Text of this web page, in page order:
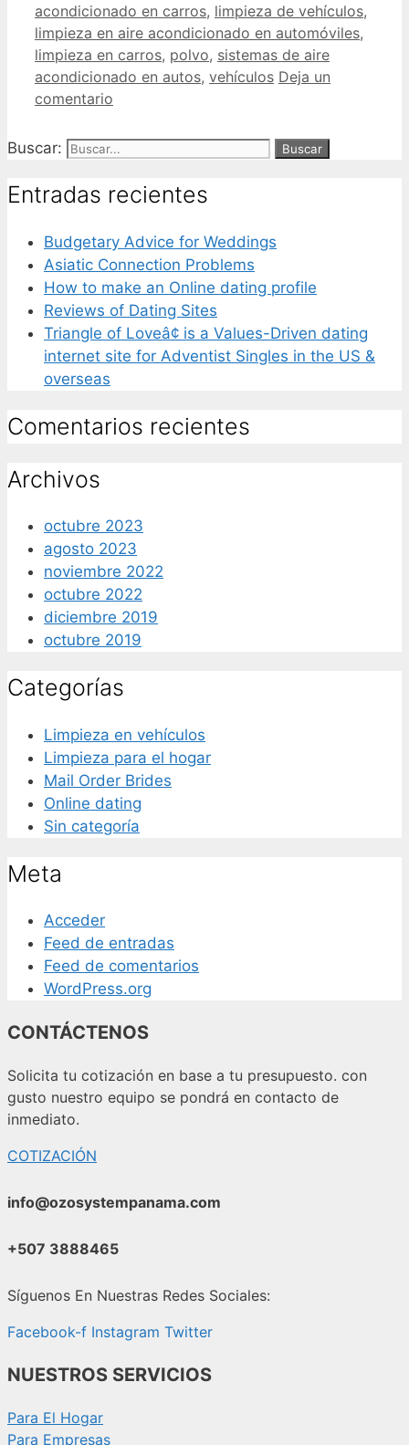
acondicionado en carros, limpieza de vehículos,
limpieza en aire acondicionado en automóviles,
limpieza en carros, polvo, sistemas de aire
acondicionado en autos, vehículos Deja un
comentario
Buscar:
Entradas recientes
Budgetary Advice for Weddings
Asiatic Connection Problems
How to make an Online dating profile
Reviews of Dating Sites
Triangle of Loveâ¢ is a Values-Driven dating
internet site for Adventist Singles in the US &
overseas
Comentarios recientes
Archivos
octubre 2023
agosto 2023
noviembre 2022
octubre 2022
diciembre 2019
octubre 2019
Categorías
Limpieza en vehículos
Limpieza para el hogar
Mail Order Brides
Online dating
Sin categoría
Meta
Acceder
Feed de entradas
Feed de comentarios
WordPress.org
CONTÁCTENOS
Solicita tu cotización en base a tu presupuesto. con
gusto nuestro equipo se pondrá en contacto de
inmediato.
COTIZACIÓN
info@ozosystempanama.com
+507 3888465
Síguenos En Nuestras Redes Sociales:
Facebook-f Instagram Twitter
NUESTROS SERVICIOS
Para El Hogar
Para Empresas